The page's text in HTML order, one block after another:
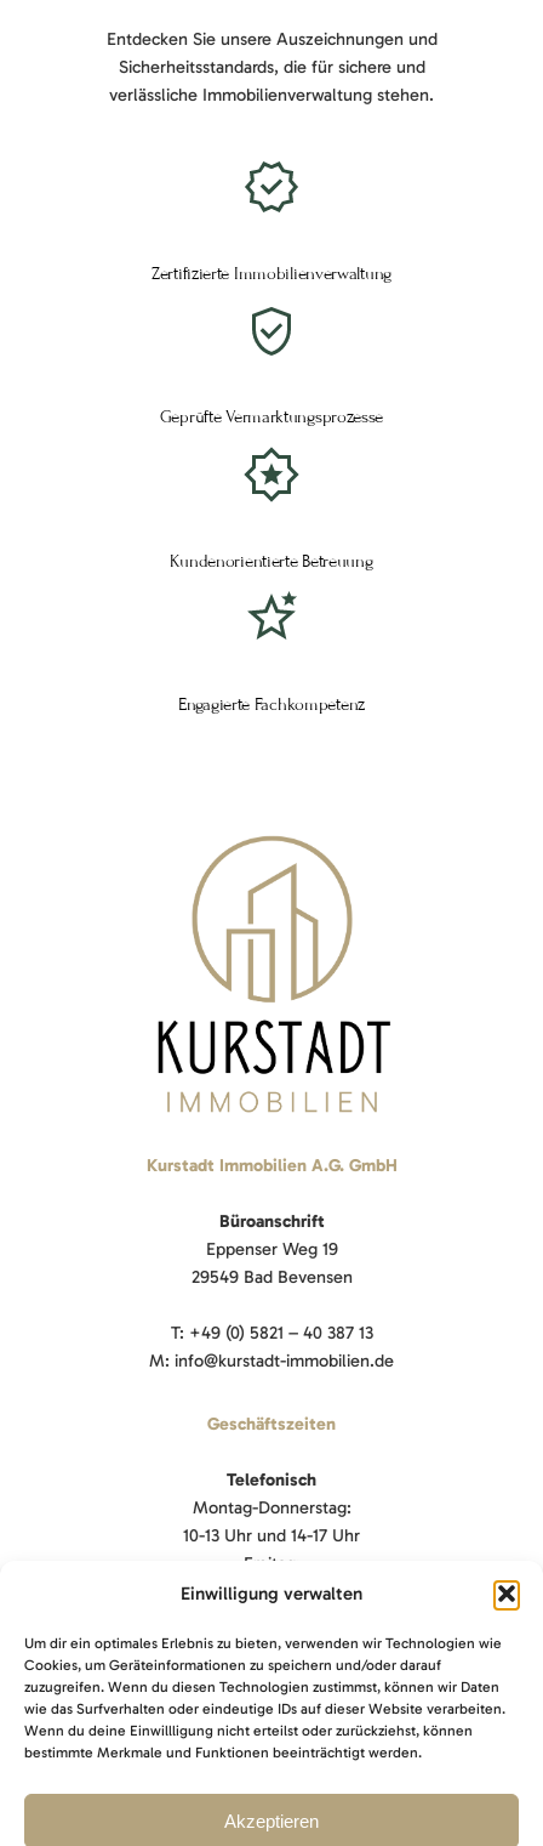
Einwilligung verwalten
Um dir ein optimales Erlebnis zu bieten, verwenden wir Technologien wie
Cookies, um Geräteinformationen zu speichern und/oder darauf
zuzugreifen. Wenn du diesen Technologien zustimmst, können wir Daten
wie das Surfverhalten oder eindeutige IDs auf dieser Website verarbeiten.
Wenn du deine Einwillligung nicht erteilst oder zurückziehst, können
bestimmte Merkmale und Funktionen beeinträchtigt werden.
Akzeptieren
Entdecken Sie unsere Auszeichnungen und
Sicherheitsstandards, die für sichere und
verlässliche Immobilienverwaltung stehen.
Zertifizierte Immobilienverwaltung
Geprüfte Vermarktungsprozesse
Kundenorientierte Betreuung
Engagierte Fachkompetenz
Kurstadt Immobilien A.G. GmbH
Büroanschrift
Eppenser Weg 19
29549 Bad Bevensen
T: +49 (0) 5821 – 40 387 13
M: info@kurstadt-immobilien.de
Geschäftszeiten
Telefonisch
Montag-Donnerstag:
10-13 Uhr und 14-17 Uhr
Freitag:
9-13 Uhr
Termine
Nach Absprache
Sonstiges
Kontakt
Impressum